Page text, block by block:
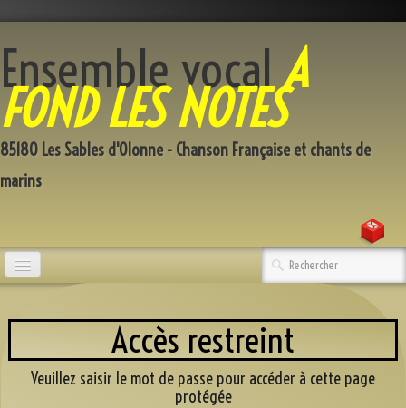
Ensemble vocalA
FOND LES NOTES
85180 Les Sables d'Olonne - Chanson Française et chants de
marins
Qui sommes-nous
Répertoire
Accès restreint
Veuillez saisir le mot de passe pour accéder à cette page
protégée